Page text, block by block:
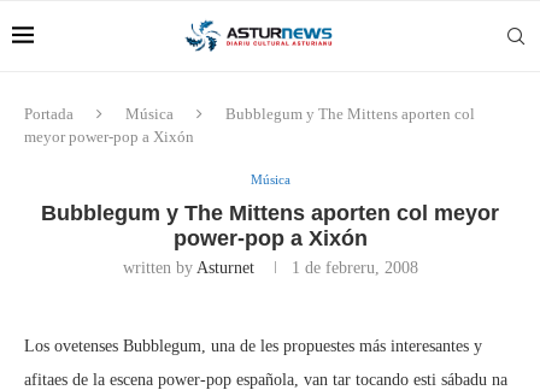
Portada Música
Bubblegum y The Mittens aporten col
meyor power-pop a Xixón
Música
Bubblegum y The Mittens aporten col meyor
power-pop a Xixón
written by Asturnet 1 de febreru, 2008
Los ovetenses Bubblegum, una de les propuestes más interesantes y
afitaes de la escena power-pop española, van tar tocando esti sábadu na